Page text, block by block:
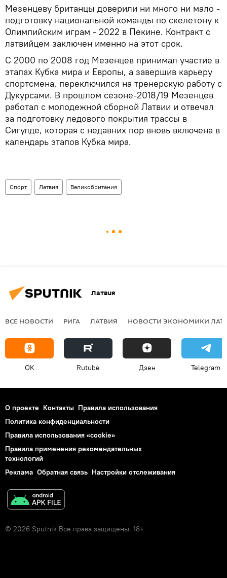
Мезенцеву британцы доверили ни много ни мало -
подготовку национальной команды по скелетону к
Олимпийским играм - 2022 в Пекине. Контракт с
латвийцем заключен именно на этот срок.
С 2000 по 2008 год Мезенцев принимал участие в
этапах Кубка мира и Европы, а завершив карьеру
спортсмена, переключился на тренерскую работу c
Дукурсами. В прошлом сезоне-2018/19 Мезенцев
работал с молодежной сборной Латвии и отвечал
за подготовку ледового покрытия трассы в
Сигулде, которая с недавних пор вновь включена в
календарь этапов Кубка мира.
Спорт Латвия Великобритания
Латвия
ВСЕ НОВОСТИ РИГА ЛАТВИЯ НОВОСТИ ЭКОНОМИКИ
OK Rutube Дзен Telegram
О проекте Контакты Правила использования
Политика конфиденциальности
Правила использования «cookie»
Правила применения рекомендательных
технологий
Реклама Обратная связь Настройки отслеживания
© 2026 Sputnik Все права защищены. 18+